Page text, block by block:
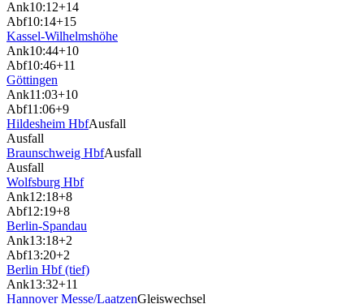
Ank10:12+14
Abf10:14+15
Kassel-Wilhelmshöhe
Ank10:44+10
Abf10:46+11
Göttingen
Ank11:03+10
Abf11:06+9
Hildesheim HbfAusfall
Ausfall
Braunschweig HbfAusfall
Ausfall
Wolfsburg Hbf
Ank12:18+8
Abf12:19+8
Berlin-Spandau
Ank13:18+2
Abf13:20+2
Berlin Hbf (tief)
Ank13:32+11
Hannover Messe/LaatzenGleiswechsel